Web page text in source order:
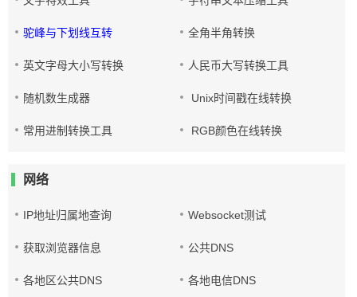
驼峰与下划线互转 全角半角转换
英文字母大小写转换 人民币大写转换工具
随机数生成器 Unix时间戳在线转换
常用进制转换工具 RGB颜色在线转换
网络
IP地址归属地查询 Websocket测试
获取浏览器信息 公共DNS
各地区公共DNS 各地电信DNS